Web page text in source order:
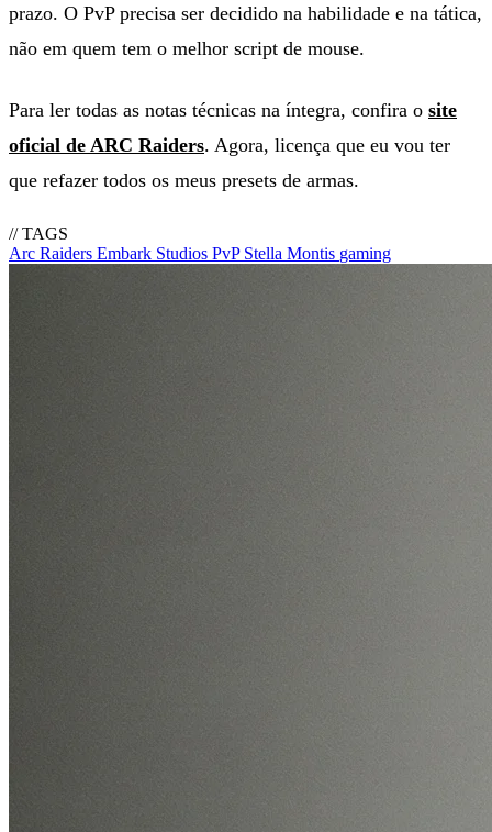
prazo. O PvP precisa ser decidido na habilidade e na tática,
não em quem tem o melhor script de mouse.
Para ler todas as notas técnicas na íntegra, confira o site
oficial de ARC Raiders. Agora, licença que eu vou ter
que refazer todos os meus presets de armas.
// TAGS
Arc Raiders Embark Studios PvP Stella Montis gaming